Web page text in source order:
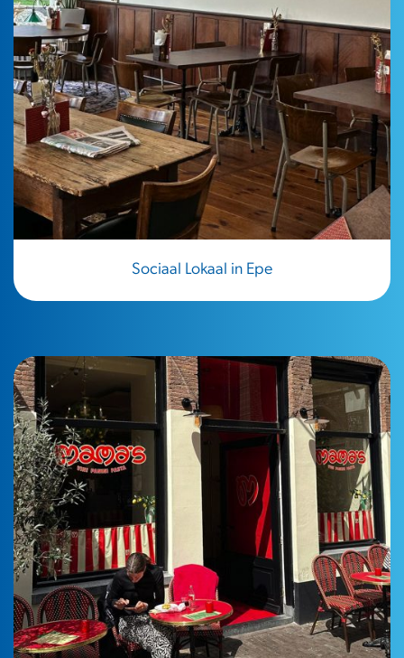
Sociaal Lokaal in Epe